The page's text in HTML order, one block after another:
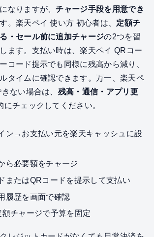
なりますが、チャージ手段を用意でき
。楽天ペイ 使い方 初心者は、 定額チ
・セール前に追加チャージの2つを習
ます。支払い時は、楽天ペイ QRコー
コード提示でも同様に残高から減り、
タイムに確認できます。万一、楽天ペ
ない場合は、 残高・通信・アプリ更
にチェックしてください。
ン→お支払い元を楽天キャッシュに設
ら必要額をチャージ
またはQRコードを提示して支払い
履歴を画面で確認
額チャージで予算を固定